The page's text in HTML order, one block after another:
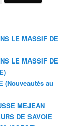
LE MASSIF DE
LE MASSIF DE
(Nouveautés au
MEJEAN
DE SAVOIE